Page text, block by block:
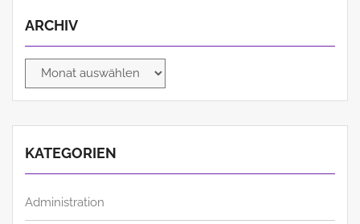
ARCHIV
Archiv
KATEGORIEN
Administration